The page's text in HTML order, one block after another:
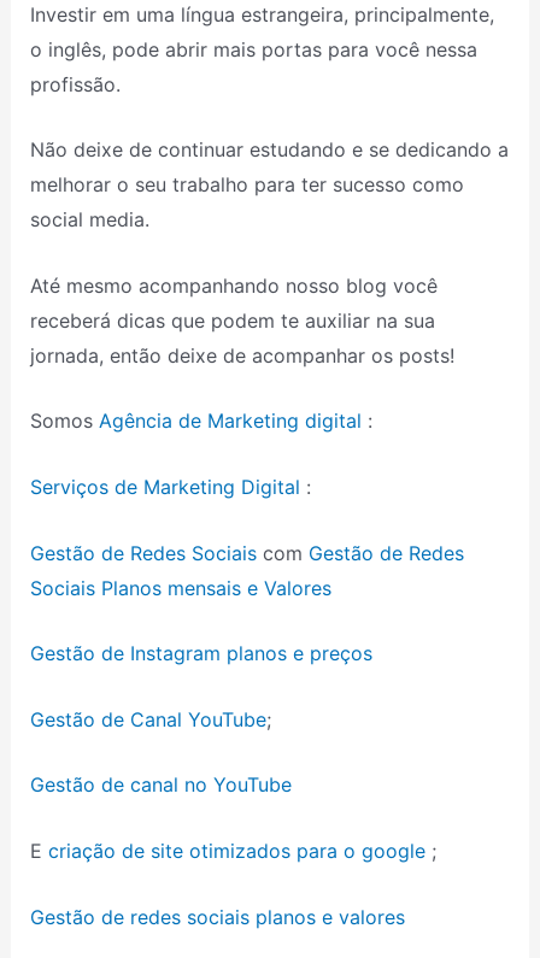
Investir em uma língua estrangeira, principalmente,
o inglês, pode abrir mais portas para você nessa
profissão.
Não deixe de continuar estudando e se dedicando a
melhorar o seu trabalho para ter sucesso como
social media.
Até mesmo acompanhando nosso blog você
receberá dicas que podem te auxiliar na sua
jornada, então deixe de acompanhar os posts!
SomosAgência de Marketing digital :
Serviços de Marketing Digital :
Gestão de Redes Sociaiscom Gestão de Redes
Sociais Planos mensais e Valores
Gestão de Instagram planos e preços
Gestão de Canal YouTube;
Gestão de canal no YouTube
E criação de site otimizados para o google;
Gestão de redes sociais planos e valores